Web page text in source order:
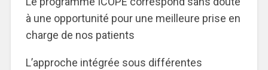
à une opportunité pour une meilleure prise en
charge de nos patients
L’approche intégrée sous différentes